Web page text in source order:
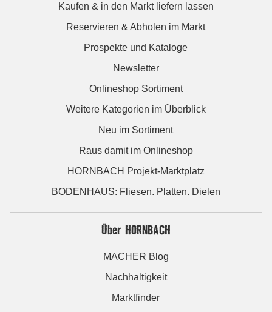
Kaufen & in den Markt liefern lassen
Reservieren & Abholen im Markt
Prospekte und Kataloge
Newsletter
Onlineshop Sortiment
Weitere Kategorien im Überblick
Neu im Sortiment
Raus damit im Onlineshop
HORNBACH Projekt-Marktplatz
BODENHAUS: Fliesen. Platten. Dielen
Über HORNBACH
MACHER Blog
Nachhaltigkeit
Marktfinder